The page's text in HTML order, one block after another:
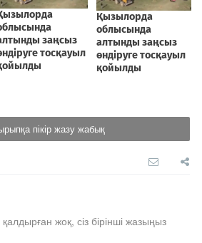
пікір жазу жабық
қалдырған жоқ, сіз бірінші жазыңыз